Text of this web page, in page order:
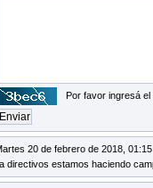
Por favor ingresá el
20 de febrero de 2018, 01:15
directivos estamos haciendo